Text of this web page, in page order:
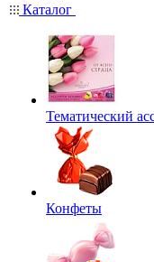
Каталог
Тематический
Конфеты